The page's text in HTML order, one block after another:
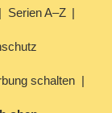
Serien A–Z
schalten